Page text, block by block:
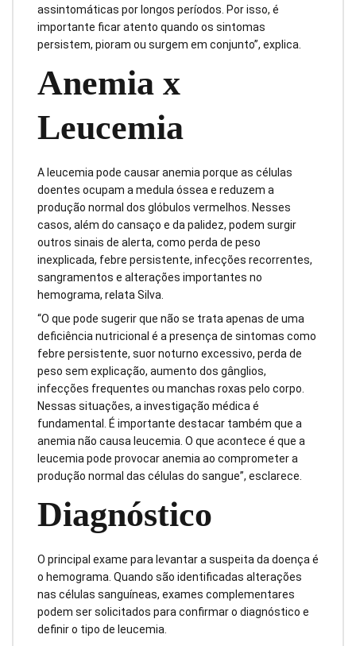
assintomáticas por longos períodos. Por isso, é
importante ficar atento quando os sintomas
persistem, pioram ou surgem em conjunto”, explica.
Anemia x
Leucemia
A leucemia pode causar anemia porque as células
doentes ocupam a medula óssea e reduzem a
produção normal dos glóbulos vermelhos. Nesses
casos, além do cansaço e da palidez, podem surgir
outros sinais de alerta, como perda de peso
inexplicada, febre persistente, infecções recorrentes,
sangramentos e alterações importantes no
hemograma, relata Silva.
“O que pode sugerir que não se trata apenas de uma
deficiência nutricional é a presença de sintomas como
febre persistente, suor noturno excessivo, perda de
peso sem explicação, aumento dos gânglios,
infecções frequentes ou manchas roxas pelo corpo.
Nessas situações, a investigação médica é
fundamental. É importante destacar também que a
anemia não causa leucemia. O que acontece é que a
leucemia pode provocar anemia ao comprometer a
produção normal das células do sangue”, esclarece.
Diagnóstico
O principal exame para levantar a suspeita da doença é
o hemograma. Quando são identificadas alterações
nas células sanguíneas, exames complementares
podem ser solicitados para confirmar o diagnóstico e
definir o tipo de leucemia.